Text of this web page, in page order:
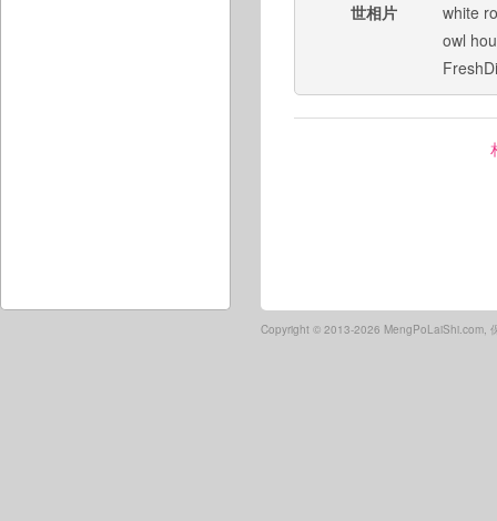
世相片
white
owl hou
Copyright © 2013-2026 MengPoLaiShi.com,